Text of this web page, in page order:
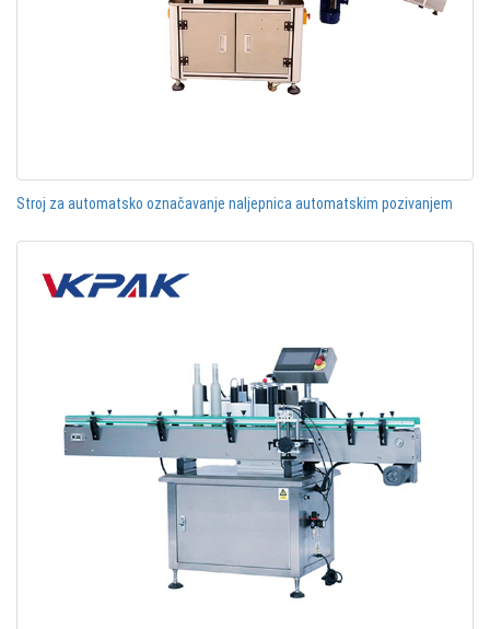
Stroj za automatsko označavanje naljepnica automatskim pozivanjem